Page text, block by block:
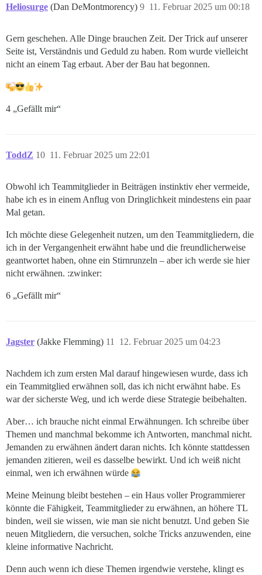
Heliosurge (Dan DeMontmorency) 11. Februar 2025 um 00:18
9
Gern geschehen. Alle Dinge brauchen Zeit. Der Trick auf unserer
Seite ist, Verständnis und Geduld zu haben. Rom wurde vielleicht
nicht an einem Tag erbaut. Aber der Bau hat begonnen.
4 „Gefällt mir“
ToddZ 11. Februar 2025 um 22:01
10
Obwohl ich Teammitglieder in Beiträgen instinktiv eher vermeide,
habe ich es in einem Anflug von Dringlichkeit mindestens ein paar
Mal getan.
Ich möchte diese Gelegenheit nutzen, um den Teammitgliedern, die
ich in der Vergangenheit erwähnt habe und die freundlicherweise
geantwortet haben, ohne ein Stirnrunzeln – aber ich werde sie hier
nicht erwähnen. :zwinker:
6 „Gefällt mir“
Jagster (Jakke Flemming) 12. Februar 2025 um 04:23
11
Nachdem ich zum ersten Mal darauf hingewiesen wurde, dass ich
ein Teammitglied erwähnen soll, das ich nicht erwähnt habe. Es
war der sicherste Weg, und ich werde diese Strategie beibehalten.
Aber… ich brauche nicht einmal Erwähnungen. Ich schreibe über
Themen und manchmal bekomme ich Antworten, manchmal nicht.
Jemanden zu erwähnen ändert daran nichts. Ich könnte stattdessen
jemanden zitieren, weil es dasselbe bewirkt. Und ich weiß nicht
einmal, wen ich erwähnen würde
Meine Meinung bleibt bestehen – ein Haus voller Programmierer
könnte die Fähigkeit, Teammitglieder zu erwähnen, an höhere TL
binden, weil sie wissen, wie man sie nicht benutzt. Und geben Sie
neuen Mitgliedern, die versuchen, solche Tricks anzuwenden, eine
kleine informative Nachricht.
Denn auch wenn ich diese Themen irgendwie verstehe, klingt es